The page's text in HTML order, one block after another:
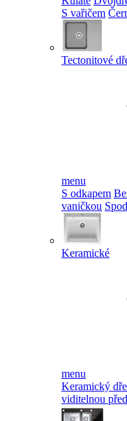
S vařičem
Tectonitové
menu
S odkapem
vaničkou
Keramické
menu
Keramický
viditelnou